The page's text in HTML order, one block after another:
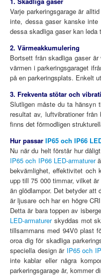
Varje parkeringsgarage är
inte, dessa gaser kanske inte
dessa skadliga gaser kan
2. Värmeakkumulering
Bortsett från skadliga gaser
värmen i parkeringsgaraget
på en parkeringsplats. Enkelt
3. Frekventa stötar och
Slutligen måste du ta hänsyn
resultat av, luftvibrationer
finns det förmodligen
Hur passar IP65 och IP66
Nu när du helt förstår hur
IP65 och IP66 LED-armaturer
bekvämlighet, effektivitet och
upp till 75 000 timmar, vilket
än glödlampor. Det betyder
är ljusare och har en högre
Detta är bara toppen av
LED-armaturerskyddas mot
tillsammans med 94V0 plast
oroa dig för skadliga
speciella design är IP65 och
inte kablar eller några
parkeringsgarage är, kommer